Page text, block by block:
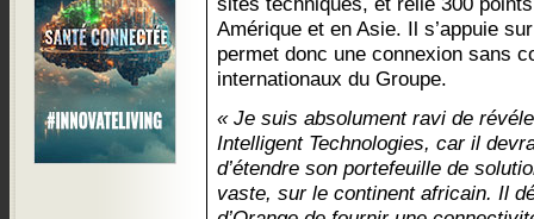
Amérique et en Asie. Il s’appuie
permet donc une connexion sans
internationaux du Groupe.
« Je suis absolument ravi de
Intelligent Technologies, car il
d’étendre son portefeuille de
vaste, sur le continent africain. Il